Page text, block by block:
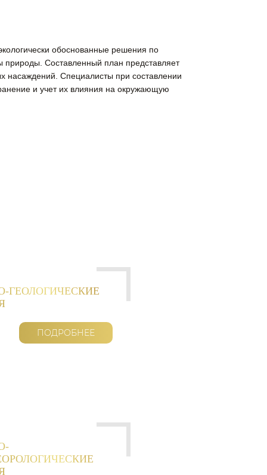
обоснованные решения по
Составленный план представляет
насаждений. Специалисты при составлении
и учет их влияния на окружающую
ГЕОЛОГИЧЕСКИЕ
ПОДРОБНЕЕ